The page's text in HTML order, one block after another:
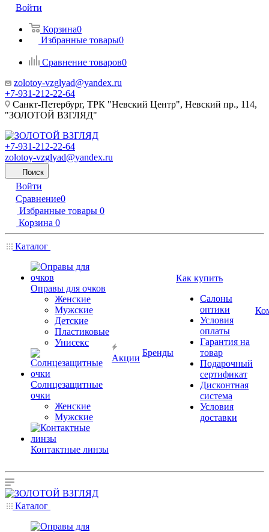
Войти
Корзина0
Избранные товары0
Сравнение товаров0
zolotoy-vzglyad@yandex.ru
+7-931-212-22-64
Санкт-Петербург, ТРК "Невский Центр", Невский пр., 114,
"ЗОЛОТОЙ ВЗГЛЯД"
+7-931-212-22-64
zolotoy-vzglyad@yandex.ru
Поиск
Войти
Сравнение0
Избранные товары 0
Корзина 0
Каталог
Оправы для очков
Женские
Мужские
Детские
Пластиковые
Унисекс
Солнцезащитные
очки
Женские
Мужские
Контактные линзы
Акции
Бренды
Как купить
Салоны
оптики
Условия
оплаты
Гарантия на
товар
Подарочный
сертификат
Дисконтная
система
Условия
доставки
Каталог